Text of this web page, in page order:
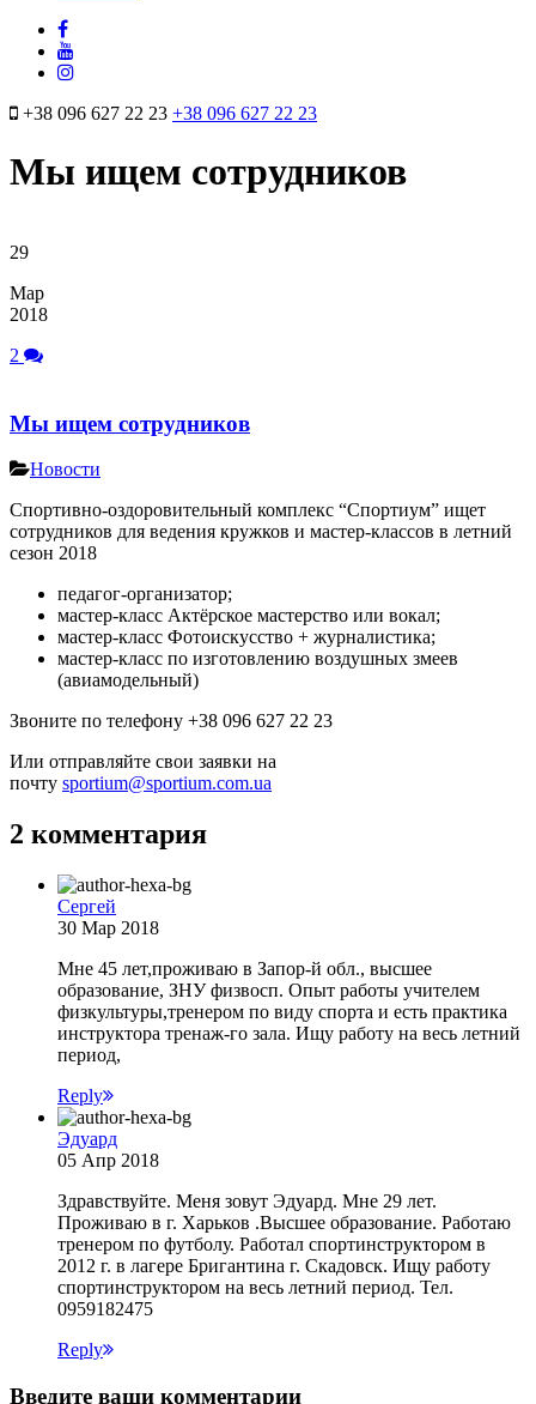
+38 096 627 22 23 +38 096 627 22 23
Мы ищем сотрудников
29
Мар
2018
2
Мы ищем сотрудников
Новости
Спортивно-оздоровительный комплекс “Спортиум” ищет
сотрудников для ведения кружков и мастер-классов в летний
сезон 2018
педагог-организатор;
мастер-класс Актёрское мастерство или вокал;
мастер-класс Фотоискусство + журналистика;
мастер-класс по изготовлению воздушных змеев
(авиамодельный)
Звоните по телефону +38 096 627 22 23
Или отправляйте свои заявки на
почту sportium@sportium.com.ua
2 комментария
Сергей
30 Мар 2018
Мне 45 лет,проживаю в Запор-й обл., высшее
образование, ЗНУ физвосп. Опыт работы учителем
физкультуры,тренером по виду спорта и есть практика
инструктора тренаж-го зала. Ищу работу на весь летний
период,
Reply
Эдуард
05 Апр 2018
Здравствуйте. Меня зовут Эдуард. Мне 29 лет.
Проживаю в г. Харьков .Высшее образование. Работаю
тренером по футболу. Работал спортинструктором в
2012 г. в лагере Бригантина г. Скадовск. Ищу работу
спортинструктором на весь летний период. Тел.
0959182475
Reply
Введите ваши комментарии